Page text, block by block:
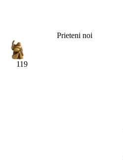
Prieteni noi
119